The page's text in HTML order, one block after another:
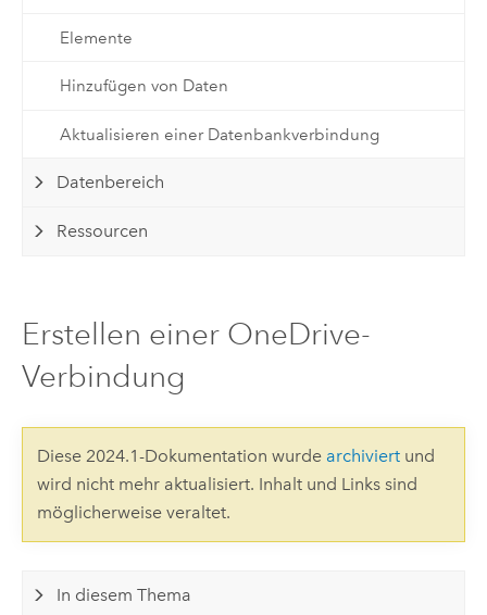
Elemente
Hinzufügen von Daten
Aktualisieren einer Datenbankverbindung
Datenbereich
Ressourcen
Erstellen einer OneDrive-
Verbindung
Diese 2024.1-Dokumentation wurde archiviertund
wird nicht mehr aktualisiert. Inhalt und Links sind
möglicherweise veraltet.
In diesem Thema